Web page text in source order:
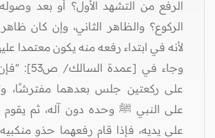
الرفع من التشهد الأول؟ أو بعد
الركوع؟ والظاهر الثاني، وإن كان ظاهر
لأنه في ابتداء رفعه منه يكون معتمدا
وجاء في
على ركعتين جلس بعدهما مفترشًا،
على النبي ﷺ وحده دون آله، ثم يقوم
على يديه، فإذا قام رفعهما حذو